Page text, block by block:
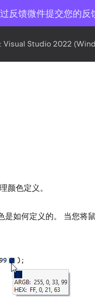
反馈微件提交您的反
Visual Studio 2022
颜色定义。
如何定义的。 当您将